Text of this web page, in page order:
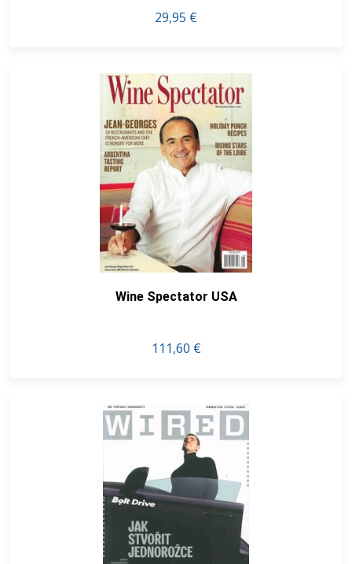
29,95 €
Wine Spectator USA
111,60 €